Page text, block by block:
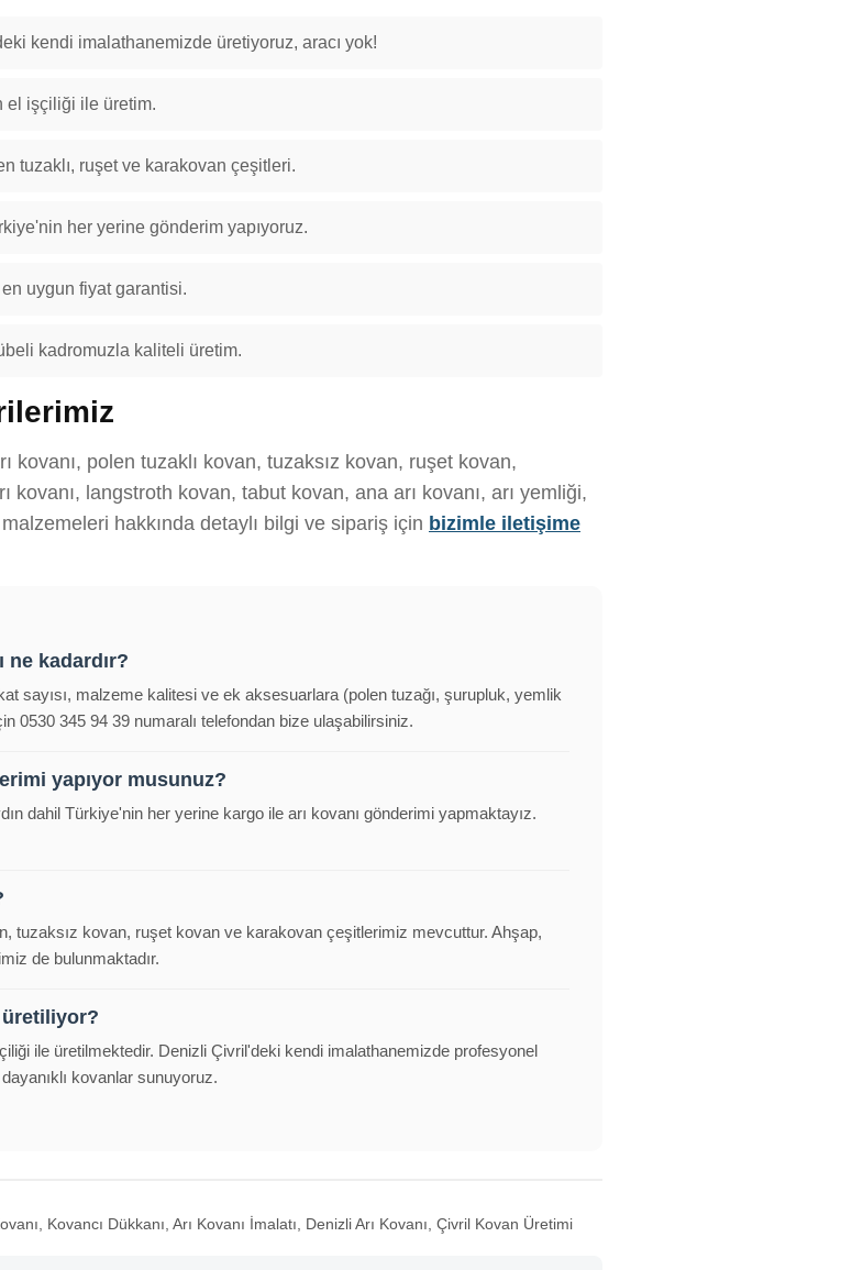
kendi imalathanemizde üretiyoruz, aracı yok!
el işçiliği ile üretim.
tuzaklı, ruşet ve karakovan çeşitleri.
her yerine gönderim yapıyoruz.
en uygun fiyat garantisi.
kadromuzla kaliteli üretim.
kovanı, polen tuzaklı kovan, tuzaksız kovan, ruşet kovan,
kovanı, langstroth kovan, tabut kovan, ana arı kovanı, arı yemliği,
malzemeleri hakkında detaylı bilgi ve sipariş için bizimle iletişime
ne kadardır?
sayısı, malzeme kalitesi ve ek aksesuarlara (polen tuzağı, şurupluk, yemlik
0530 345 94 39 numaralı telefondan bize ulaşabilirsiniz.
yapıyor musunuz?
dahil Türkiye'nin her yerine kargo ile arı kovanı gönderimi yapmaktayız.
tuzaksız kovan, ruşet kovan ve karakovan çeşitlerimiz mevcuttur. Ahşap,
de bulunmaktadır.
üretiliyor?
ile üretilmektedir. Denizli Çivril'deki kendi imalathanemizde profesyonel
kovanlar sunuyoruz.
Kovancı Dükkanı, Arı Kovanı İmalatı, Denizli Arı Kovanı, Çivril Kovan Üretimi